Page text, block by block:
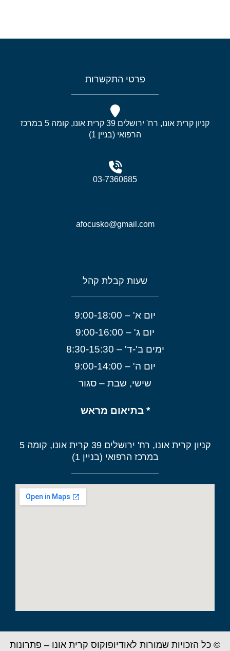
פרטי התקשרות
קניון קרית אונו, רח' ירושלים 39 קרית אונו, קומה 5 במרכז
הרפואי (בניין 1)
03-7360685
afocusko@gmail.com
שעות קבלת קהל
יום א' – 9:00-18:00
יום ג' – 9:00-16:00
ימים ב'-ד' – 8:30-15:30
יום ה' – 9:00-14:00
שישי, שבת – סגור
* בתיאום מראש
קניון קרית אונו, רח' ירושלים 39 קרית אונו, קומה 5
במרכז הרפואי (בניין 1)
© כל הזכויות שמורות לאודיופוקוס קרית אונו – פתרונות